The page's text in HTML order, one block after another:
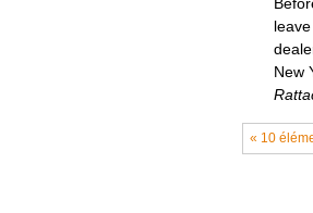
New
« 10